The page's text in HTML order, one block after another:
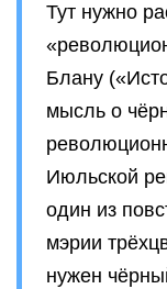
Тут нужно
Блану
мысль о
Июльской
один из
мэрии
нужен